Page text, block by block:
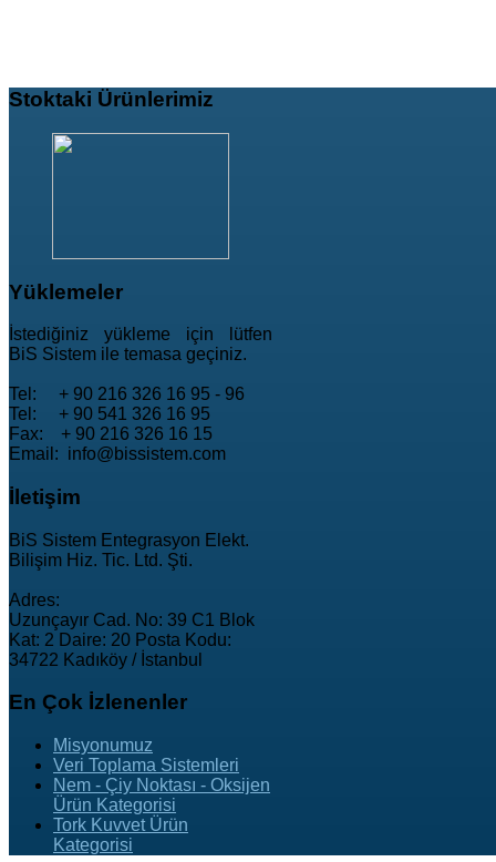
Stoktaki Ürünlerimiz
Yüklemeler
İstediğiniz yükleme için lütfen
BiS Sistem ile temasa geçiniz.
Tel: + 90 216 326 16 95 - 96
Tel: + 90 541 326 16 95
Fax: + 90 216 326 16 15
Email: info@bissistem.com
İletişim
BiS Sistem Entegrasyon Elekt.
Bilişim Hiz. Tic. Ltd. Şti.
Adres:
Uzunçayır Cad. No: 39 C1 Blok
Kat: 2 Daire: 20 Posta Kodu:
34722 Kadıköy / İstanbul
En Çok İzlenenler
Misyonumuz
Veri Toplama Sistemleri
Nem - Çiy Noktası - Oksijen
Ürün Kategorisi
Tork Kuvvet Ürün
Kategorisi